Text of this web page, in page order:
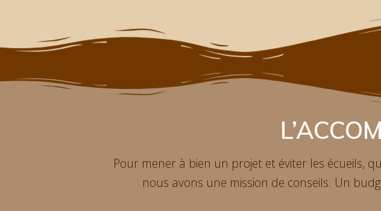
Pour mener à bien un projet et éviter les écueils,
nous avons une mission de conseils. Un